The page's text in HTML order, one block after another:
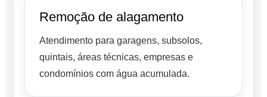
Remoção de alagamento
Atendimento para garagens, subsolos,
quintais, áreas técnicas, empresas e
condomínios com água acumulada.